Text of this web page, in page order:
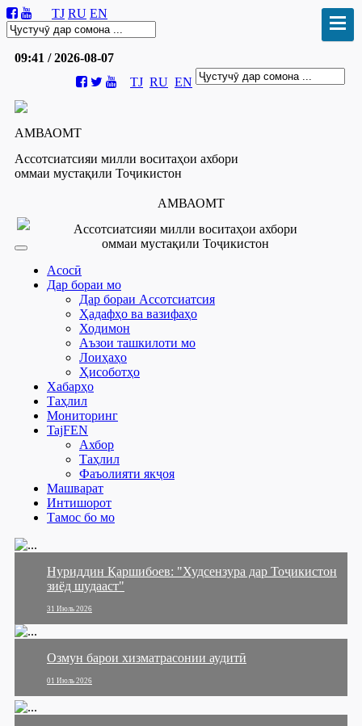
TJ RU EN
09:41 / 2026-08-07
TJ RU EN
АМВАОМТ
Ассотсиатсияи милли воситаҳои ахбори
оммаи мустақили Тоҷикистон
АМВАОМТ
Ассотсиатсияи милли воситаҳои ахбори
оммаи мустақили Тоҷикистон
Асосӣ
Дар бораи мо
Дар бораи Ассотсиатсия
Ҳадафҳо ва вазифаҳо
Ходимон
Аъзои ташкилоти мо
Лоиҳаҳо
Ҳисоботҳо
Хабарҳо
Таҳлил
Мониторинг
TajFEN
Ахбор
Таҳлил
Фаъолияти якҷоя
Машварат
Интишорот
Тамос бо мо
Нуриддин Қаршибоев: "Худсензура дар Тоҷикистон
зиёд шудааст"
31 Июль 2026
Озмун барои хизматрасонии аудитӣ
01 Июль 2026